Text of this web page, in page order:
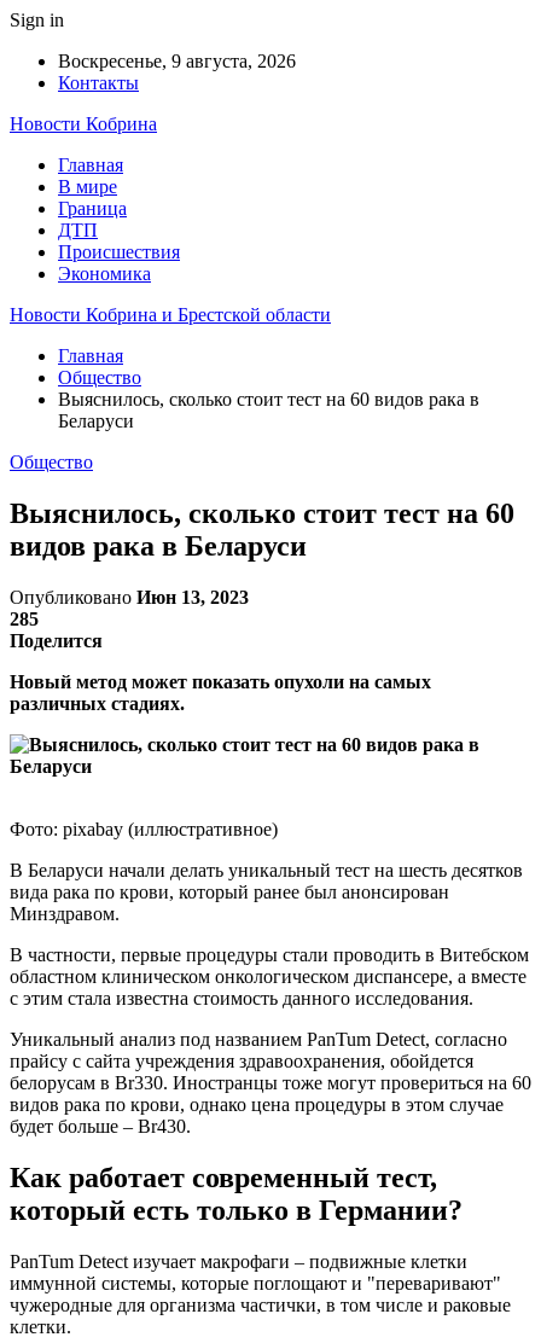
Sign in
Воскресенье, 9 августа, 2026
Контакты
Новости Кобрина
Главная
В мире
Граница
ДТП
Происшествия
Экономика
Новости Кобрина и Брестской области
Главная
Общество
Выяснилось, сколько стоит тест на 60 видов рака в
Беларуси
Общество
Выяснилось, сколько стоит тест на 60
видов рака в Беларуси
Опубликовано Июн 13, 2023
285
Поделится
Новый метод может показать опухоли на самых
различных стадиях.
Фото: pixabay (иллюстративное)
В Беларуси начали делать уникальный тест на шесть десятков
вида рака по крови, который ранее был анонсирован
Минздравом.
В частности, первые процедуры стали проводить в Витебском
областном клиническом онкологическом диспансере, а вместе
с этим стала известна стоимость данного исследования.
Уникальный анализ под названием PanTum Detect, согласно
прайсу с сайта учреждения здравоохранения, обойдется
белорусам в Br330. Иностранцы тоже могут провериться на 60
видов рака по крови, однако цена процедуры в этом случае
будет больше – Br430.
Как работает современный тест,
который есть только в Германии?
PanTum Detect изучает макрофаги – подвижные клетки
иммунной системы, которые поглощают и "переваривают"
чужеродные для организма частички, в том числе и раковые
клетки.